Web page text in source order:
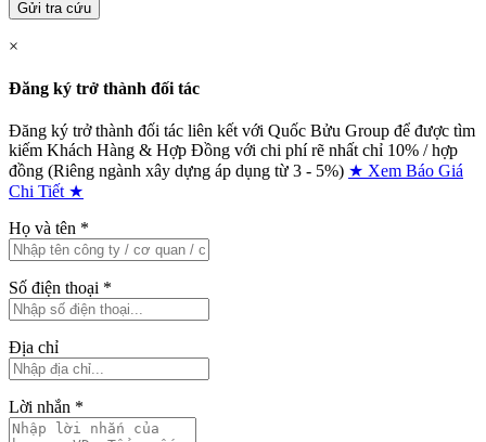
Gửi tra cứu
×
Đăng ký trở thành đối tác
Đăng ký trở thành đối tác liên kết với Quốc Bửu Group để được tìm
kiếm Khách Hàng & Hợp Đồng với chi phí rẽ nhất chỉ 10% / hợp
đồng (Riêng ngành xây dựng áp dụng từ 3 - 5%) ★ Xem Báo Giá
Chi Tiết ★
Họ và tên *
Số điện thoại *
Địa chỉ
Lời nhắn *